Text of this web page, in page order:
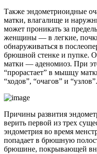
Также эндометриоидные
матки, влагалище и
может проникать за
женщины — в легкие,
обнаруживаться в
брюшной стенке и пупке.
матки — аденомиоз. При
“прорастает” в мышцу
“ходов”, “очагов” и “узлов”.
Причины развития
верить первой из трех
эндометрия во время
попадает в брюшную
брюшине, покрывающей